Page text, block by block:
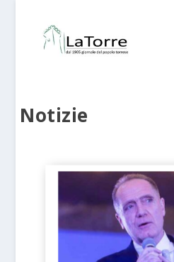
Notizie